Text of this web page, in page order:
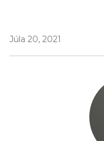
Júla 20, 2021